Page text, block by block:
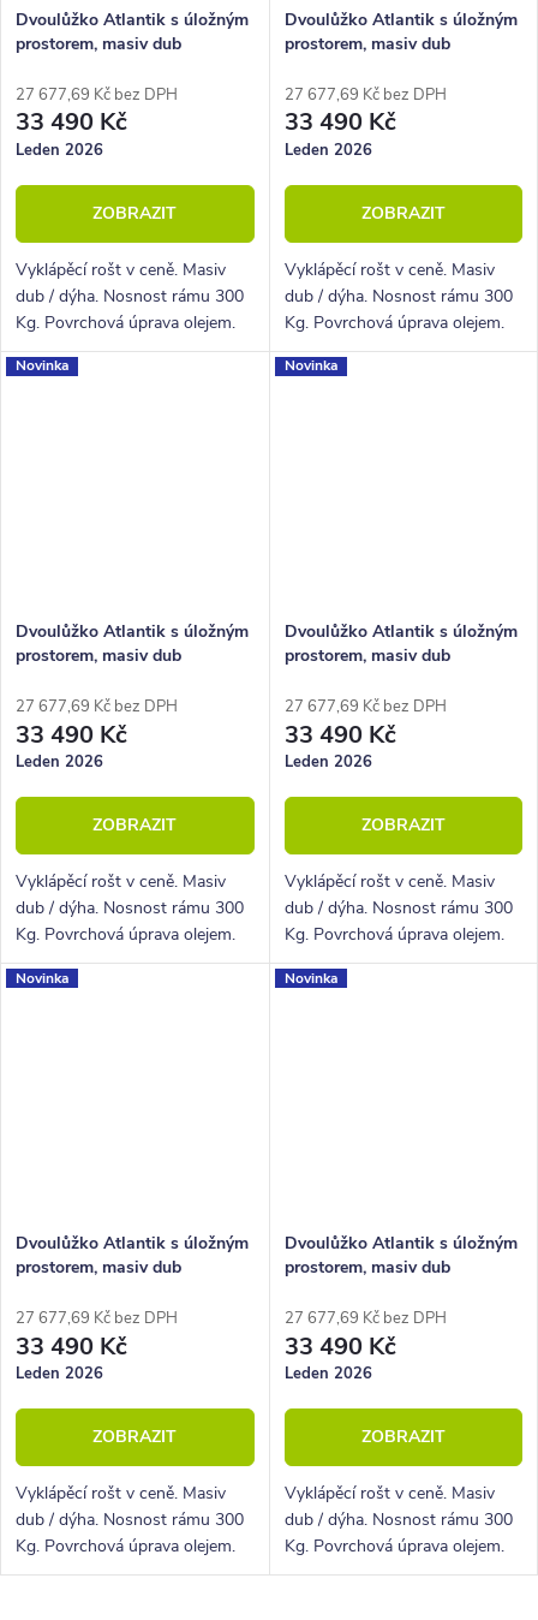
Dvoulůžko Atlantik s úložným
prostorem, masiv dub
27 677,69 Kč bez DPH
33 490 Kč
Leden 2026
ZOBRAZIT
Vyklápěcí rošt v ceně. Masiv
dub / dýha. Nosnost rámu 300
Kg. Povrchová úprava olejem.
Dvoulůžko Atlantik s úložným
prostorem, masiv dub
27 677,69 Kč bez DPH
33 490 Kč
Leden 2026
ZOBRAZIT
Vyklápěcí rošt v ceně. Masiv
dub / dýha. Nosnost rámu 300
Kg. Povrchová úprava olejem.
Novinka
Dvoulůžko Atlantik s úložným
prostorem, masiv dub
ekokůže
27 677,69 Kč bez DPH
33 490 Kč
Leden 2026
ZOBRAZIT
Vyklápěcí rošt v ceně. Masiv
dub / dýha. Nosnost rámu 300
Kg. Povrchová úprava olejem.
Novinka
Dvoulůžko Atlantik s úložným
prostorem, masiv dub
27 677,69 Kč bez DPH
33 490 Kč
Leden 2026
ZOBRAZIT
Vyklápěcí rošt v ceně. Masiv
dub / dýha. Nosnost rámu 300
Kg. Povrchová úprava olejem.
Novinka
Dvoulůžko Atlantik s úložným
prostorem, masiv dub
27 677,69 Kč bez DPH
33 490 Kč
Leden 2026
ZOBRAZIT
Vyklápěcí rošt v ceně. Masiv
dub / dýha. Nosnost rámu 300
Kg. Povrchová úprava olejem.
Novinka
Dvoulůžko Atlantik s úložným
prostorem, masiv dub
ekokůže
27 677,69 Kč bez DPH
33 490 Kč
Leden 2026
ZOBRAZIT
Vyklápěcí rošt v ceně. Masiv
dub / dýha. Nosnost rámu 300
Kg. Povrchová úprava olejem.